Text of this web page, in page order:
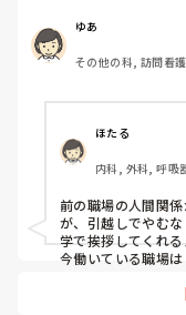
求人票を見てもお給
くわからなくなって
私はこれしてみて
ゆあ
その他の科, 訪問看護
ほたる
内科, 外科, 呼吸
前の職場の人間関
が、引越しでやむ
学で挨拶してくれ
今働いている職場
行ったのですが、